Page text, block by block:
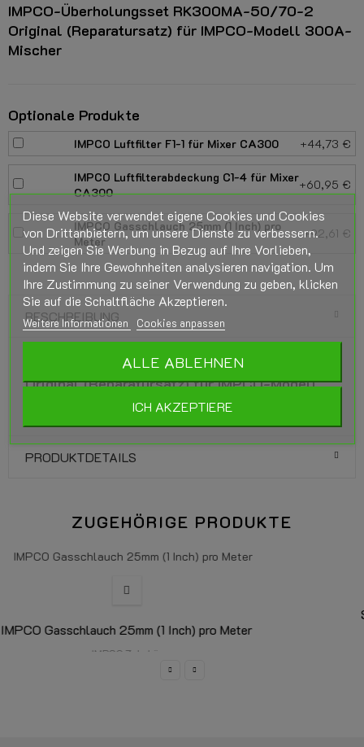
IMPCO-Überholungsset RK300MA-50/70-2
Original (Reparatursatz) für IMPCO-Modell 300A-
Mischer
Optionale Produkte
IMPCO Luftfilter F1-1 für Mixer CA300 +44,73 €
IMPCO Luftfilterabdeckung C1-4 für Mixer
CA300
+60,95 €
IMPCO Gasschlauch 25mm (1 Inch) pro
Meter
+92,61 €
BESCHREIBUNG
IMPCO-Überholungsset RK300MA-50/70-2
Original (Reparatursatz) für IMPCO-Modell
PRODUKTDETAILS
ZUGEHÖRIGE PRODUKTE
Schlauchschelle Ø25mm - Ø40mm - pro Stück
Diese Website verwendet eigene Cookies und Cookies
von Drittanbietern, um unsere Dienste zu verbessern.
Und zeigen Sie Werbung in Bezug auf Ihre Vorlieben,
indem Sie Ihre Gewohnheiten analysieren navigation. Um
Ihre Zustimmung zu seiner Verwendung zu geben, klicken
Sie auf die Schaltfläche Akzeptieren.
Weitere Informationen Cookies anpassen
ALLE ABLEHNEN
ICH AKZEPTIERE